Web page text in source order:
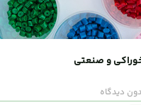
دیدگاه